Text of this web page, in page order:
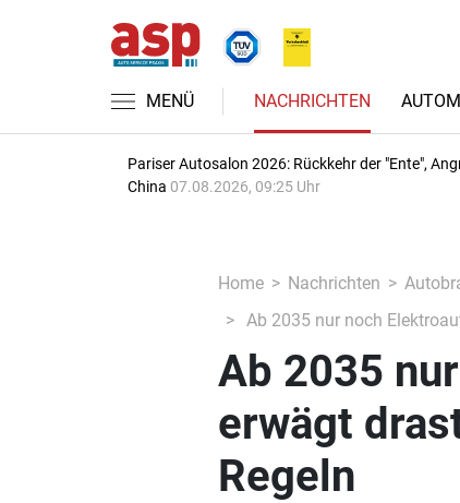
MENÜ NACHRICHTEN
Pariser Autosalon 2026: Rückkehr der "Ente",
China 07.08.2026, 09:25 Uhr
Home Nachrichten
Ab 2035 nur noch
Ab 2035
erwägt
Regeln